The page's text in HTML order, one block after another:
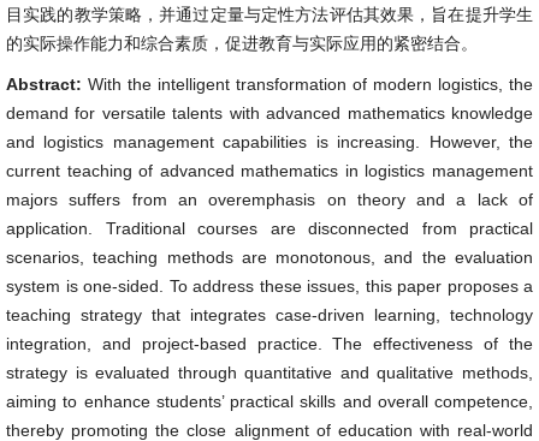
目实践的教学策略，并通过定量与定性方法评估其效果，旨在提升学生
的实际操作能力和综合素质，促进教育与实际应用的紧密结合。
Abstract: With the intelligent transformation of modern logistics, the
demand for versatile talents with advanced mathematics knowledge
and logistics management capabilities is increasing. However, the
current teaching of advanced mathematics in logistics management
majors suffers from an overemphasis on theory and a lack of
application. Traditional courses are disconnected from practical
scenarios, teaching methods are monotonous, and the evaluation
system is one-sided. To address these issues, this paper proposes a
teaching strategy that integrates case-driven learning, technology
integration, and project-based practice. The effectiveness of the
strategy is evaluated through quantitative and qualitative methods,
aiming to enhance students’ practical skills and overall competence,
thereby promoting the close alignment of education with real-world